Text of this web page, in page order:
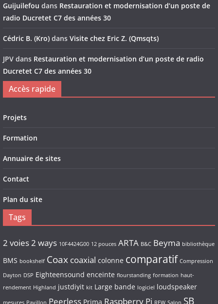
Guijuilefou dans Restauration et modernisation d’un poste de
radio Ducretet C7 des années 30
Cédric B. (Kro) dans Visite chez Eric Z. (Qmsqts)
JPV dans Restauration et modernisation d’un poste de radio
Ducretet C7 des années 30
Accès rapide
Projets
Formation
Annuaire de sites
Contact
Plan du site
Tags
2 voies2 ways 10F4424G00 12 pouces ARTA B&C Beyma bibliothèque
BMS bookshelf Coax coaxial colonne comparatif Compression
Dayton DSP Eighteensound enceinte flourstanding formation haut-
rendement Highland justdiyit kit Large bande logiciel loudspeaker
mesures Pavillon Peerless Prima Raspberry Pi REW Salon SB